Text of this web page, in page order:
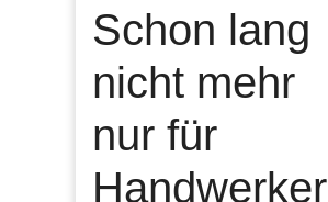
Schon lang
nicht mehr
nur für
Handwerker